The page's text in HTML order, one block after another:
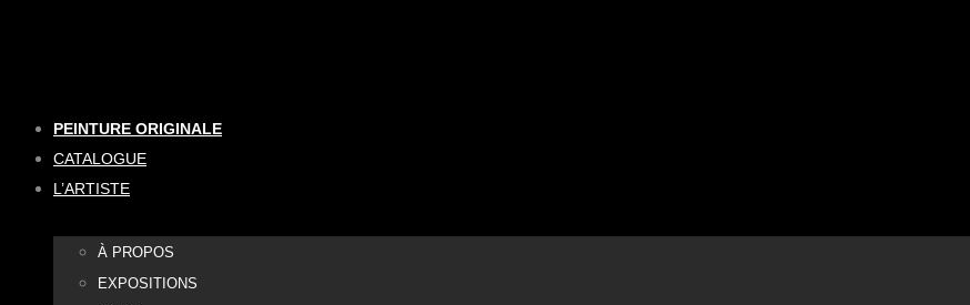
PEINTURE ORIGINALE
CATALOGUE
L’ARTISTE
À PROPOS
EXPOSITIONS